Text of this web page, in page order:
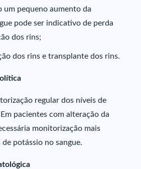
um pequeno aumento da
pode ser indicativo de perda
dos rins;
dos rins e transplante dos rins.
regular dos níveis de
pacientes com alteração da
monitorização mais
potássio no sangue.